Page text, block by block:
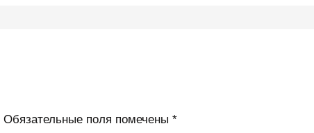
Обязательные поля помечены*